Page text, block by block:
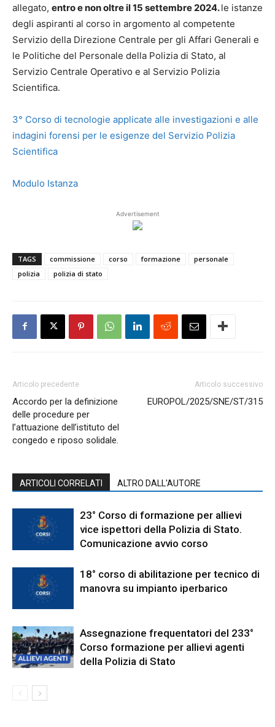
allegato, entro e non oltre il 15 settembre 2024. le istanze
degli aspiranti al corso in argomento al competente
Servizio della Direzione Centrale per gli Affari Generali e
le Politiche del Personale della Polizia di Stato, al
Servizio Centrale Operativo e al Servizio Polizia
Scientifica.
3° Corso di tecnologie applicate alle investigazioni e alle
indagini forensi per le esigenze del Servizio Polizia
Scientifica
Modulo Istanza
Advertisement
TAGS commissione corso formazione
personale
polizia
polizia di stato
Articolo precedente
Accordo per la definizione
delle procedure per
l’attuazione dell’istituto del
congedo e riposo solidale.
Articolo successivo
EUROPOL/2025/SNE/ST/315
ARTICOLI CORRELATI ALTRO DALL'AUTORE
23° Corso di formazione per allievi
vice ispettori della Polizia di Stato.
Comunicazione avvio corso
18° corso di abilitazione per tecnico di
manovra su impianto iperbarico
Assegnazione frequentatori del 233°
Corso formazione per allievi agenti
della Polizia di Stato